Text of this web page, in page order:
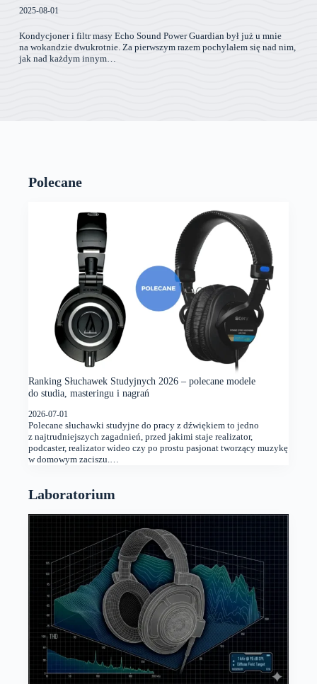
2025-08-01
Kondycjoner i filtr masy Echo Sound Power Guardian był już u mnie
na wokandzie dwukrotnie. Za pierwszym razem pochylałem się nad nim,
jak nad każdym innym…
Polecane
Ranking Słuchawek Studyjnych 2026 – polecane modele
do studia, masteringu i nagrań
2026-07-01
Polecane słuchawki studyjne do pracy z dźwiękiem to jedno
z najtrudniejszych zagadnień, przed jakimi staje realizator,
podcaster, realizator wideo czy po prostu pasjonat tworzący muzykę
w domowym zaciszu.…
Laboratorium